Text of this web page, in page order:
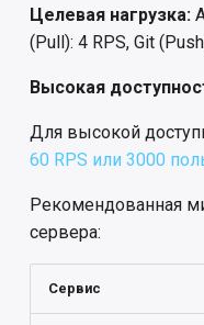
нагрузки
Лучшие практики
сервисов Redis
Рекомендации по
хранению объектов
Отклонение от
предлагаемых
Целевая нагрузка:
(Pull): 4 RPS, Git
Высокая
Для высокой
60 RPS или 3000
Рекомендованная
сервера:
Сервис